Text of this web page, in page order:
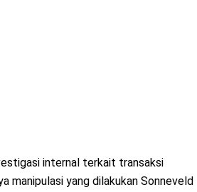
internal terkait transaksi
manipulasi yang dilakukan Sonneveld